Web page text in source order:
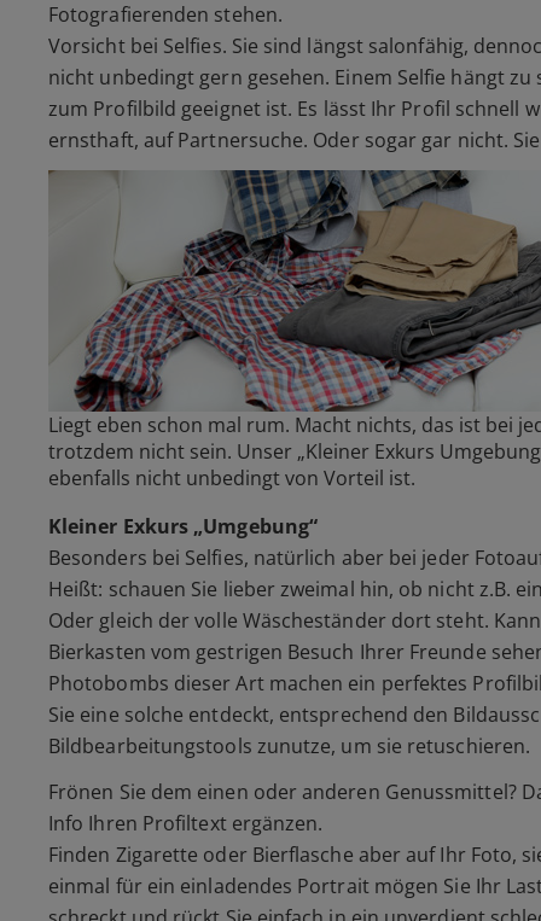
Fotografierenden stehen.
Vorsicht bei Selfies. Sie sind längst salonfähig,
nicht unbedingt gern gesehen. Einem Selfie hängt
zum Profilbild geeignet ist. Es lässt Ihr Profil schnell
ernsthaft, auf Partnersuche. Oder sogar gar nicht.
Liegt eben schon mal rum. Macht nichts, das ist bei
trotzdem nicht sein. Unser „Kleiner Exkurs
ebenfalls nicht unbedingt von Vorteil ist.
Kleiner Exkurs „Umgebung“
Besonders bei Selfies, natürlich aber bei jeder
Heißt: schauen Sie lieber zweimal hin, ob nicht z.B.
Oder gleich der volle Wäscheständer dort steht.
Bierkasten vom gestrigen Besuch Ihrer Freunde
Photobombs dieser Art machen ein perfektes
Sie eine solche entdeckt, entsprechend den
Bildbearbeitungstools zunutze, um sie retuschieren.
Frönen Sie dem einen oder anderen Genussmittel?
Info Ihren Profiltext ergänzen.
Finden Zigarette oder Bierflasche aber auf Ihr Foto,
einmal für ein einladendes Portrait mögen Sie Ihr